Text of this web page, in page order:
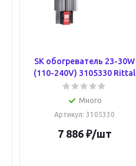
SK обогреватель 23-30W
(110-240V) 3105330 Rittal
Много
Артикул: 3105330
7 886₽/шт